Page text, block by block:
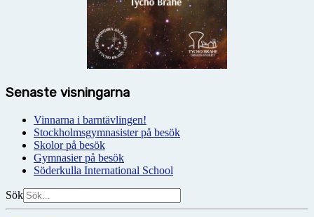
Senaste visningarna
Vinnarna i barntävlingen!
Stockholmsgymnasister på besök
Skolor på besök
Gymnasier på besök
Söderkulla International School
Sök